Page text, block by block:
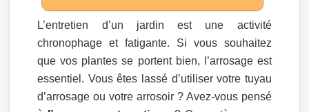
L’entretien d’un jardin est une activité
chronophage et fatigante. Si vous souhaitez
que vos plantes se portent bien, l’arrosage est
essentiel. Vous êtes lassé d’utiliser votre tuyau
d’arrosage ou votre arrosoir ? Avez-vous pensé